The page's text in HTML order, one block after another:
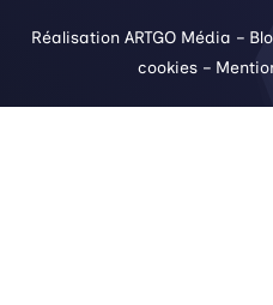
Réalisation ARTGO Média –
cookies–